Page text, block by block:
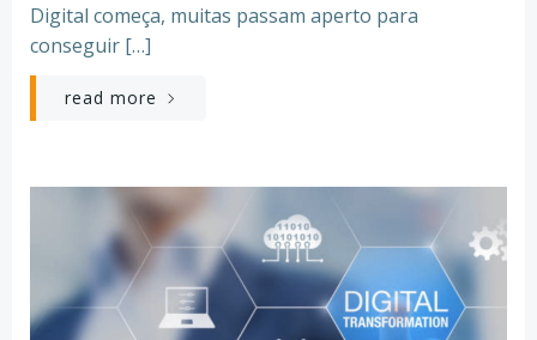
Digital começa, muitas passam aperto para
conseguir […]
read more